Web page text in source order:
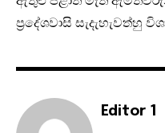
ප්‍රදේශවාසි සැදැහැවත්හු
Editor 1